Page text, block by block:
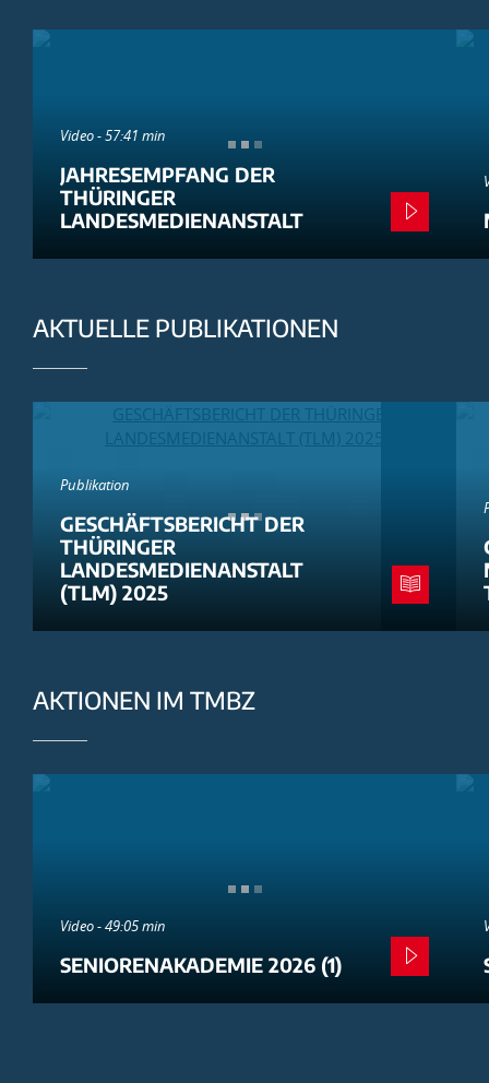
Video - 57:41 min
JAHRESEMPFANG DER
THÜRINGER
LANDESMEDIENANSTALT
AKTUELLE PUBLIKATIONEN
Publikation
GESCHÄFTSBERICHT DER
THÜRINGER
LANDESMEDIENANSTALT
(TLM) 2025
AKTIONEN IM TMBZ
Video - 49:05 min
SENIORENAKADEMIE 2026 (1)